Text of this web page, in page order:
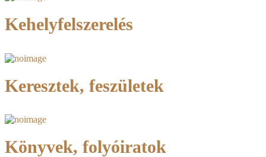
Kehelyfelszerelés
Keresztek, feszületek
Könyvek, folyóiratok